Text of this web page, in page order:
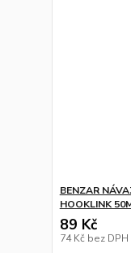
BENZAR
HOOKLINK
89 Kč
74 Kč bez DPH